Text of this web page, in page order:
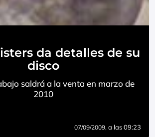
da detalles de su
disco
saldrá a la venta en marzo de
2010
07/09/2009, a las 09:23